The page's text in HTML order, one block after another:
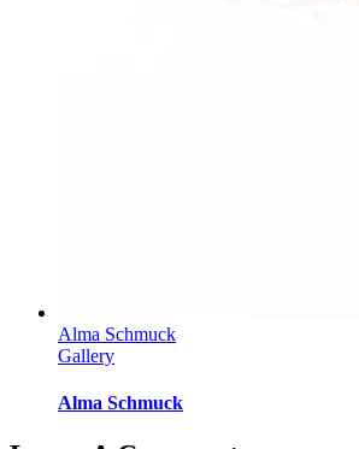
Alma Schmuck
Gallery
Alma Schmuck